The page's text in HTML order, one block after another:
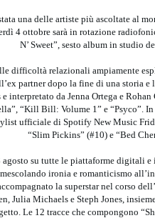
una delle artiste più ascoltate al
4 ottobre sarà in rotazione
N’ Sweet”, sesto album in studio
difficoltà relazionali ampiamente
partner dopo la fine di una storia
interpretato da Jenna Ortega e
“Kill Bill: Volume 1” e “Psyco”. In
ufficiale di Spotify New Music
“Slim Pickins” (#10) e “Bed
agosto su tutte le piattaforme digitali
ironia e romanticismo
la superstar nel corso
Julia Michaels e Steph Jones,
Le 12 tracce che compongono